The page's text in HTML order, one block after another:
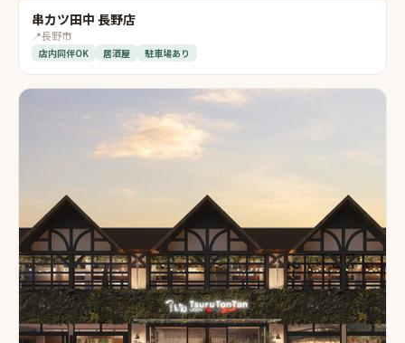
串カツ田中 長野店
📍長野市
店内同伴OK 居酒屋 駐車場あり